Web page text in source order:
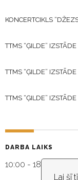
Lai šī
KONCERTCIKLS
TTMS “ĢILDE”
TTMS “ĢILDE”
TTMS “ĢILDE”
DARBA LAIKS
10:00 - 18:30